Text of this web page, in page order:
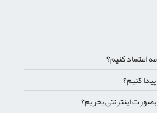
کنیم؟
اینترنتی بخریم؟